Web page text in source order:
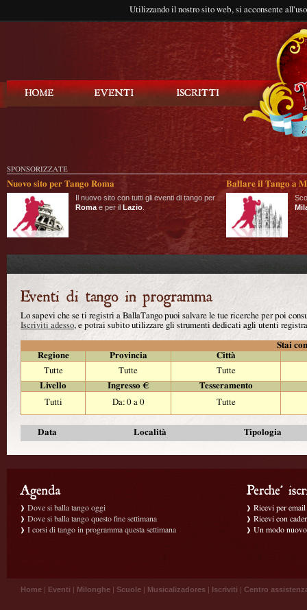
Utilizzando il nostro sito web, si acconsente
SPONSORIZZATE
Nuovo sito per Tango Roma
Il nuovo sito con tutti gli eventi di tango per
Roma e per il Lazio
Ballare il Tango a
Lo sapevi che se ti registri a BallaTango puoi salvare le tue ricerche per poi
Iscriviti adesso, e potrai subito utilizzare gli strumenti dedicati agli utenti
Stai
Regione
Provincia
Città
Tutte
Tutte
Tutte
Livello
Ingresso €
Tesseramento
Tutti
Da: 0 a 0 Tutte
Data Località Tipologia
Dove si balla tango oggi
Dove si balla tango questo fine settimana
I corsi di tango in programma questa settimana
Ricevi per
Ricevi con
Un modo
Home | Eventi | Milonghe | Scuole | Musicalizadores | Iscriviti | Centro